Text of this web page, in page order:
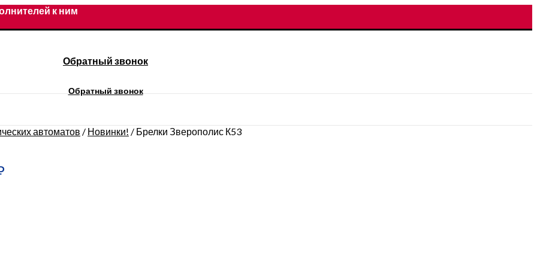
к ним
Обратный звонок
Обратный звонок
автоматов / Новинки! / Брелки Зверополис К53